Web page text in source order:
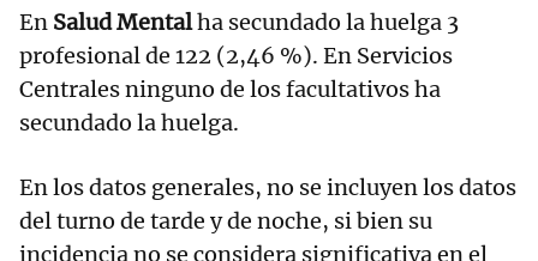
En Salud Mentalha secundado la huelga 3
profesional de 122 (2,46 %). En Servicios
Centrales ninguno de los facultativos ha
secundado la huelga.
En los datos generales, no se incluyen los datos
del turno de tarde y de noche, si bien su
incidencia no se considera significativa en el